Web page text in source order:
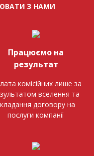
З НАМИ
Працюємо на
результат
комісійних лише за
вселення та
договору на
послуги компанії